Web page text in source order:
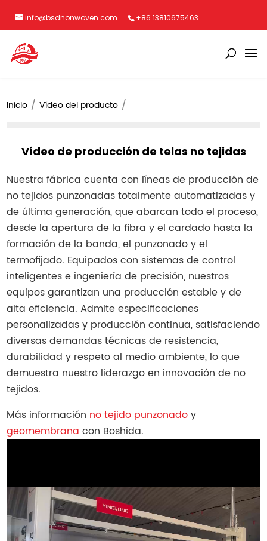
info@bsdnonwoven.com +86 13810675463
Inicio Vídeo del producto
Vídeo de producción de telas no tejidas
Nuestra fábrica cuenta con líneas de producción de
no tejidos punzonadas totalmente automatizadas y
de última generación, que abarcan todo el proceso,
desde la apertura de la fibra y el cardado hasta la
formación de la banda, el punzonado y el
termofijado. Equipados con sistemas de control
inteligentes e ingeniería de precisión, nuestros
equipos garantizan una producción estable y de
alta eficiencia. Admite especificaciones
personalizadas y producción continua, satisfaciendo
diversas demandas técnicas de resistencia,
durabilidad y respeto al medio ambiente, lo que
demuestra nuestro liderazgo en innovación de no
tejidos.
Más informaciónno tejido punzonadoy
geomembranacon Boshida.